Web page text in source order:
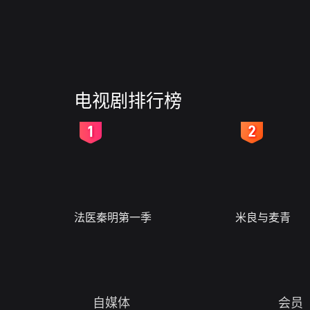
电视剧排行榜
法医秦明第一季 米良与麦青
自媒体 会员